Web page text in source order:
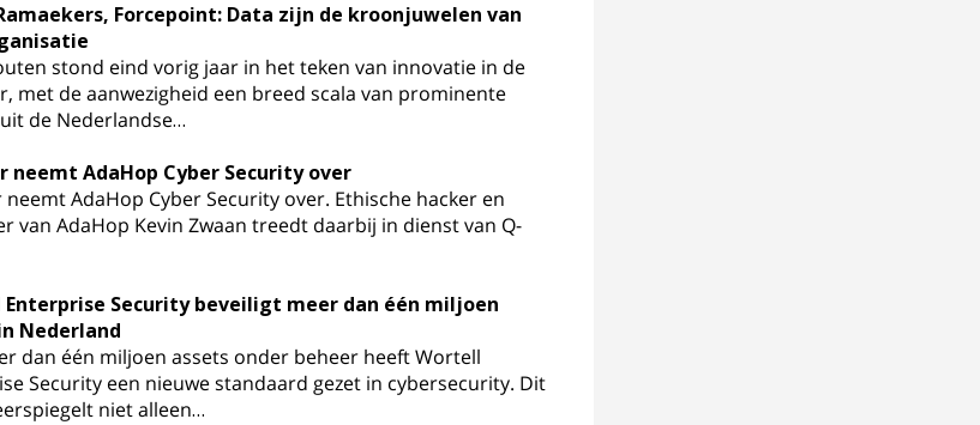
Forcepoint: Data zijn de kroonjuwelen van
stond eind vorig jaar in het teken van innovatie in de
met de aanwezigheid een breed scala van prominente
de Nederlandse…
neemt AdaHop Cyber Security over
neemt AdaHop Cyber Security over. Ethische hacker en
van AdaHop Kevin Zwaan treedt daarbij in dienst van Q-
Security beveiligt meer dan één miljoen
Nederland
dan één miljoen assets onder beheer heeft Wortell
Security een nieuwe standaard gezet in cybersecurity. Dit
niet alleen…